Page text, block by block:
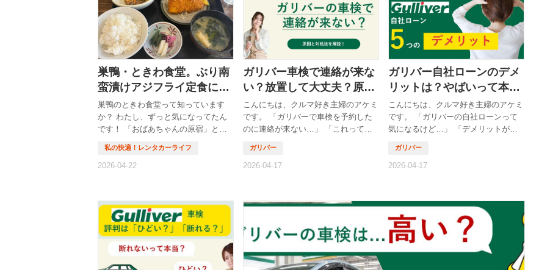
元々原作を読んでいた アンディ・ウ
ィアーの原作小説を、元々数年前に読
んでいました。 読んだ当時から「こ
れ映画になったらどうなるんだろう」
とずっと思っていた作品で、映像化が
発表されたときはかなりテンションが
上がったんですよね✨ ただ原作が好き
な作品ほど映画化で「なんか違う…」
とな...
巣鴨・ときわ食堂。ぶり南
蛮漬けアジフライ定食に、
おばあちゃんの食卓みたい
な幸せをもらった話
巣鴨のときわ食堂って知っています
か？ わたし、ずっと気になってたん
です！ 「おばあちゃんの原宿」と呼
らあるという大衆食堂。 テレビでち
らっと見かけたり、食べ歩き好きの友
ングが合わないままでいました… そ
んなある日のお昼。急に「なんか、定
食が食べたい」ってなる日ってありま
すよね？ お味噌汁が飲みたい、魚が
食べたい、白いご飯が食べたい！ そ
のすべてを一度に叶えてくれそうなお
ガリバー車検で連絡が来な
い？放置して大丈夫？原因
と対処法を解説
こんにちは、クルマ好き主婦のアケミ
です。 「ガリバーで車検を予約した
のに連絡が来ない…」 「これって放
まま待ってていいのか不安…」 こん
なふうにモヤモヤしていませんか？
なりますよね。 でも実はこの問題、
いいケースが多いんです。 この記事
では、ガリバー車検で連絡が来ない理
由と対処法、そして安心して利用する
コツまで、分かりやすく解説していき
ガリバー自社ローンのデメ
リットは？やばいって本
当？審査・金利・口コミを
本音解説
こんにちは、クルマ好き主婦のアケミ
です。 「ガリバーの自社ローンって
気になるけど…」 「デメリットが多
当なの？」 こんなふうに悩んでいま
せんか？ 特にローン系は一度契約す
り不安でしたが、実際に仕組みや口コ
ミを調べてみると、「誤解されやすい
ポイント」が多いことが分かりまし
た。 この記事では、ガリバー自社ロ
ーンのデメリットを中心に、メリット
や向いている人まで分かりやすく解説